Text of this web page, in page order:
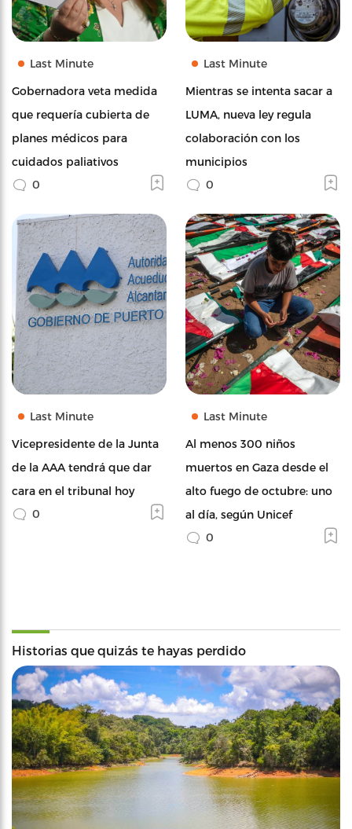
Last Minute
Gobernadora veta medida
que requería cubierta de
planes médicos para
cuidados paliativos
0
Last Minute
Mientras se intenta sacar a
LUMA, nueva ley regula
colaboración con los
municipios
0
Last Minute
Vicepresidente de la Junta
de la AAA tendrá que dar
cara en el tribunal hoy
0
Last Minute
Al menos 300 niños
muertos en Gaza desde el
alto fuego de octubre: uno
al día, según Unicef
0
Historias que quizás te hayas perdido